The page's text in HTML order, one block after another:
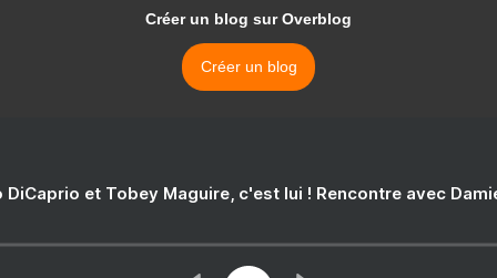
Créer un blog sur Overblog
Créer un blog
DiCaprio et Tobey Maguire, c'est lui ! Rencontre avec